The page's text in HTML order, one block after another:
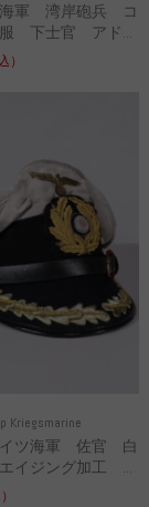
軍 湾岸砲兵 コ
服 下士官 アド...
）
Kriegsmarine
ツ海軍 佐官 白
イジング加工 ...